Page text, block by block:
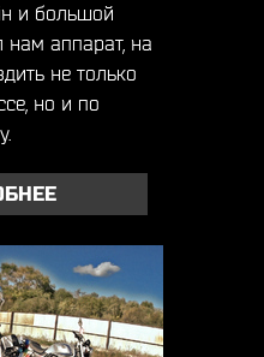
и большой
нам аппарат, на
не только
но и по